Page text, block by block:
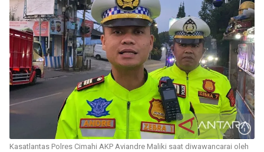
Kasatlantas Polres Cimahi AKP Aviandre Maliki saat diwawancarai oleh